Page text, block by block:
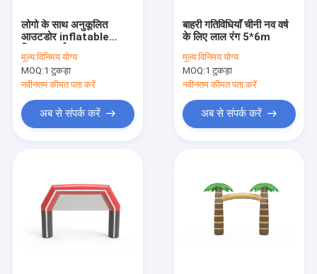
लोगो के साथ अनुकूलित
आउटडोर inflatable
विज्ञापन आर्क
मूल्य:विनिमय योग्य
MOQ:1 टुकड़ा
नवीनतम कीमत पता करें
अब से संपर्क करें
बाहरी गतिविधियाँ चीनी नव वर्ष
के लिए लाल रंग 5*6m
मूल्य:विनिमय योग्य
MOQ:1 टुकड़ा
नवीनतम कीमत पता करें
अब से संपर्क करें